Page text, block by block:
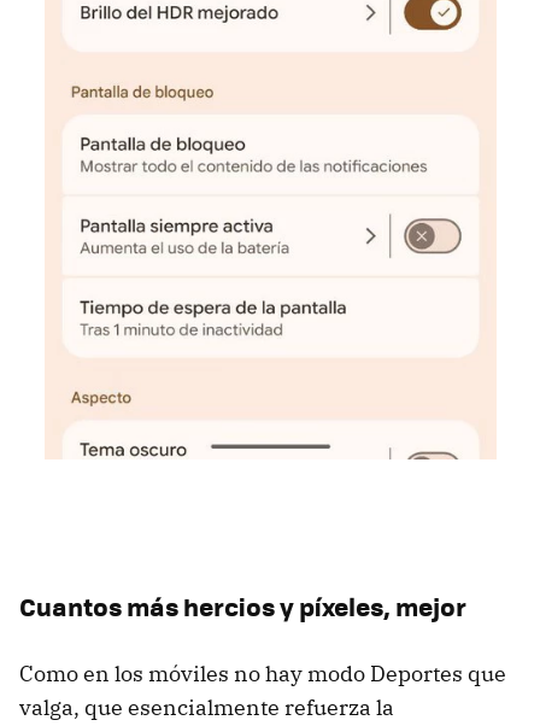
Cuantos más hercios y píxeles, mejor
Como en los móviles no hay modo Deportes que
valga, que esencialmente refuerza la